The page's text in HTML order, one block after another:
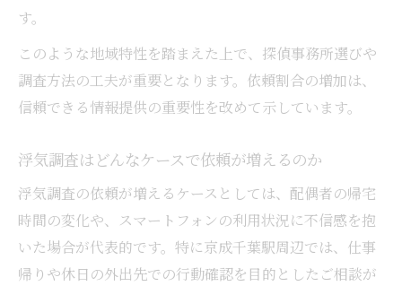
す。
このような地域特性を踏まえた上で、探偵事務所選びや
調査方法の工夫が重要となります。依頼割合の増加は、
信頼できる情報提供の重要性を改めて示しています。
浮気調査はどんなケースで依頼が増えるのか
浮気調査の依頼が増えるケースとしては、配偶者の帰宅
時間の変化や、スマートフォンの利用状況に不信感を抱
いた場合が代表的です。特に京成千葉駅周辺では、仕事
帰りや休日の外出先での行動確認を目的としたご相談が